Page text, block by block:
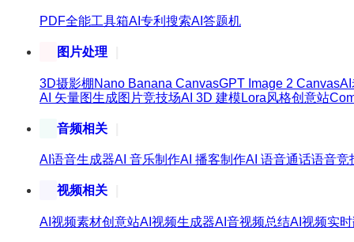
PDF全能工具箱AI专利搜索AI答题机
图片处理
3D摄影棚 Nano Banana CanvasGPT Image 2 CanvasAI
AI 矢量图生成图片竞技场AI 3D 建模 Lora风格创意站
音频相关
AI语音生成器AI 音乐制作AI 播客制作AI 语音通话语音竞
视频相关
AI视频素材创意站AI视频生成器AI音视频总结AI视频实